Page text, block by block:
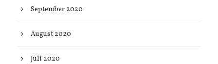
September 2020
August 2020
Juli 2020